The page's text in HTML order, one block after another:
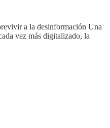
a la desinformación Una
vez más digitalizado, la